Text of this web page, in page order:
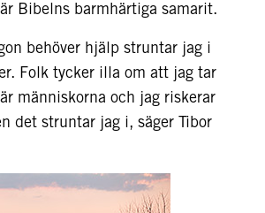
Bibelns barmhärtiga samarit.
behöver hjälp struntar jag i
Folk tycker illa om att jag tar
människorna och jag riskerar
det struntar jag i, säger Tibor